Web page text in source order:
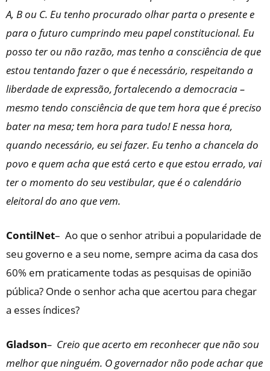
A, B ou C. Eu tenho procurado olhar parta o presente e
para o futuro cumprindo meu papel constitucional. Eu
posso ter ou não razão, mas tenho a consciência de que
estou tentando fazer o que é necessário, respeitando a
liberdade de expressão, fortalecendo a democracia –
mesmo tendo consciência de que tem hora que é preciso
bater na mesa; tem hora para tudo! E nessa hora,
quando necessário, eu sei fazer. Eu tenho a chancela do
povo e quem acha que está certo e que estou errado, vai
ter o momento do seu vestibular, que é o calendário
eleitoral do ano que vem.
ContilNet– Ao que o senhor atribui a popularidade de
seu governo e a seu nome, sempre acima da casa dos
60% em praticamente todas as pesquisas de opinião
pública? Onde o senhor acha que acertou para chegar
a esses índices?
Gladson– Creio que acerto em reconhecer que não sou
melhor que ninguém. O governador não pode achar que